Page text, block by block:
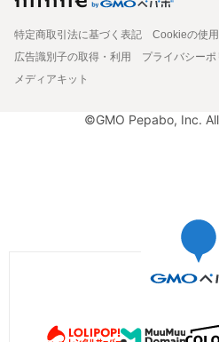
特定商取引法に基づく表記
Cookieの使
広告識別子の取得・利用
プライバシーポ
メディアキット
©GMO Pepabo, Inc.